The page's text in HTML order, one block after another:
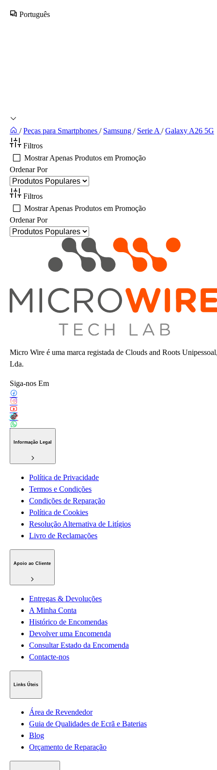
Português
/ Peças para Smartphones / Samsung / Serie A/ Galaxy A26 5G
Filtros
Mostrar Apenas Produtos em Promoção
Ordenar Por
Filtros
Mostrar Apenas Produtos em Promoção
Ordenar Por
Micro Wire é uma marca registada de Clouds and Roots
Lda.
Siga-nos Em
Informação Legal
Política de Privacidade
Termos e Condições
Condições de Reparação
Política de Cookies
Resolução Alternativa de Litígios
Livro de Reclamações
Apoio ao Cliente
Entregas & Devoluções
A Minha Conta
Histórico de Encomendas
Devolver uma Encomenda
Consultar Estado da Encomenda
Contacte-nos
Links Úteis
Área de Revendedor
Guia de Qualidades de Ecrã e Baterias
Blog
Orçamento de Reparação